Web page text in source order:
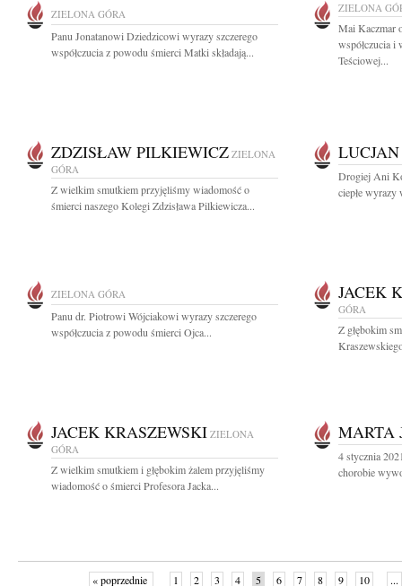
ZIELONA GÓRA
Panu Jonatanowi Dziedzicowi wyrazy szczerego
współczucia z powodu śmierci Matki składają...
ZIELONA
Mai Kaczmar
współczucia i
Teściowej...
ZDZISŁAW PILKIEWICZ ZIELONA
GÓRA
Z wielkim smutkiem przyjęliśmy wiadomość o
śmierci naszego Kolegi Zdzisława Pilkiewicza...
LUCJAN
Drogiej Ani
ciepłe wyrazy
ZIELONA GÓRA
Panu dr. Piotrowi Wójciakowi wyrazy szczerego
współczucia z powodu śmierci Ojca...
JACEK
GÓRA
Z głębokim
JACEK KRASZEWSKI ZIELONA
GÓRA
Z wielkim smutkiem i głębokim żalem przyjęliśmy
wiadomość o śmierci Profesora Jacka...
MARTA
4 stycznia
chorobie
« poprzednie 1 2 3 4 5 6 7 8 9 10 ...